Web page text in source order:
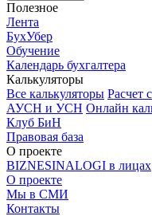
Полезное
Лента
БухУбер
Обучение
Календарь бухгалтера
Калькуляторы
Все калькуляторы Расчет
АУСН и УСН Онлайн
Клуб БиН
Правовая база
О проекте
BIZNESINALOGI в лицах
О проекте
Мы в СМИ
Контакты